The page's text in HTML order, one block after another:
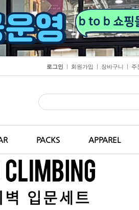
로그인 ㅣ 회원가입 ㅣ 장바구니 ㅣ 주
PACKS APPAREL